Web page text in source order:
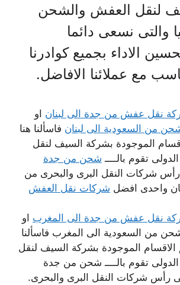
لنقل العفش والشحن
والتى نسعى دائما
الاداء بجميع كوادرنا
مع عملائنا الافاضل.
نقل عفش من جدة الى لبنان او
من السعودية الى لبنان فاسألنا هنا
الموجودة بشركة السيف لنقل
تقوم بالــــ شحن من جدة
شركات النقل البرى والبحرى من
واحدى افضل شركات نقل العفش
نقل عفش من جدة الى المغرب او
من السعودية الى المغرب فاسألنا
الاقسام الموجودة بشركة السيف لنقل
تقوم بالــــ شحن من جدة
رأس شركات النقل البرى والبحرى.